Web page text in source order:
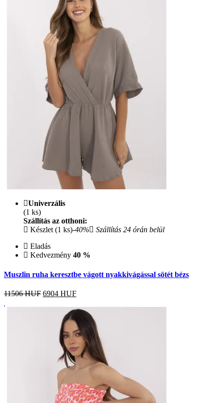
Univerzális
(1 ks)
Szállítás az otthoni:
Készlet (1 ks)-40%
Szállítás 24 órán belül
Eladás
Kedvezmény 40 %
Muszlin ruha keresztbe vágott nyakkivágással sötét bézs
11506 HUF 6904 HUF